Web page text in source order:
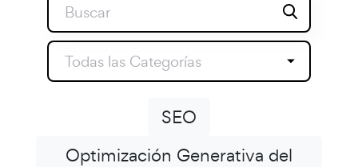
Todas las Categorías
SEO
Optimización Generativa del